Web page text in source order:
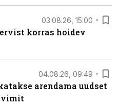
03.08.26, 15:00
korras hoidev
04.08.26, 09:49
arendama uudset